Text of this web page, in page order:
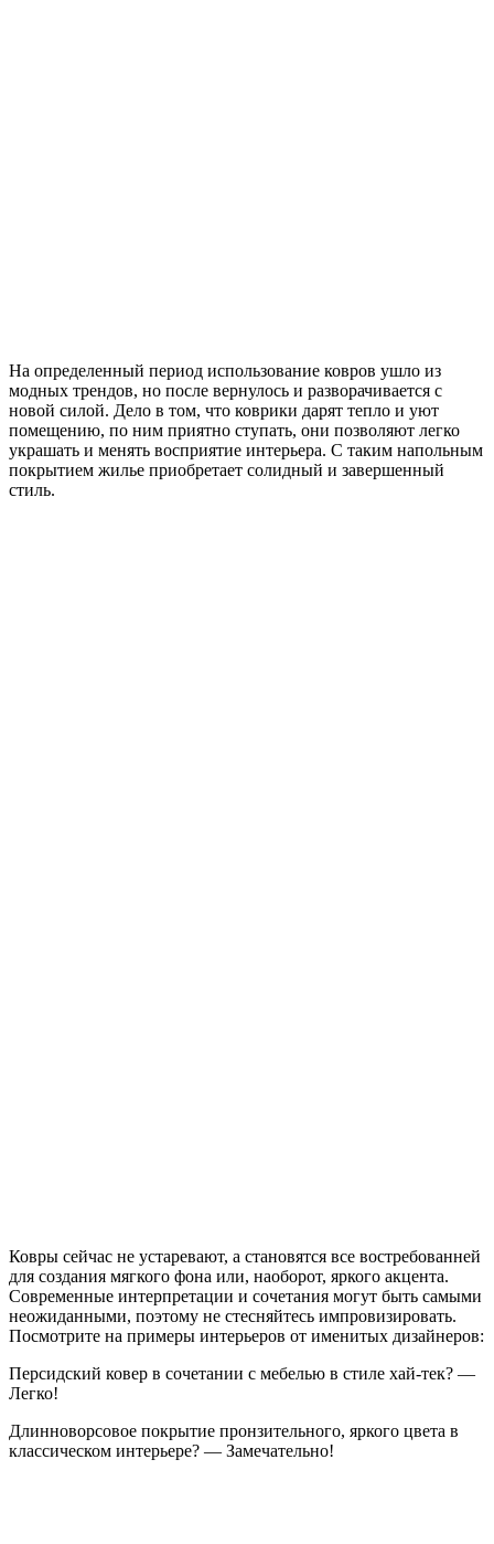
На определенный период использование ковров ушло из
модных трендов, но после вернулось и разворачивается с
новой силой. Дело в том, что коврики дарят тепло и уют
помещению, по ним приятно ступать, они позволяют легко
украшать и менять восприятие интерьера. С таким напольным
покрытием жилье приобретает солидный и завершенный
стиль.
Ковры сейчас не устаревают, а становятся все востребованней
для создания мягкого фона или, наоборот, яркого акцента.
Современные интерпретации и сочетания могут быть самыми
неожиданными, поэтому не стесняйтесь импровизировать.
Посмотрите на примеры интерьеров от именитых дизайнеров:
Персидский ковер в сочетании с мебелью в стиле хай-тек? —
Легко!
Длинноворсовое покрытие пронзительного, яркого цвета в
классическом интерьере? — Замечательно!